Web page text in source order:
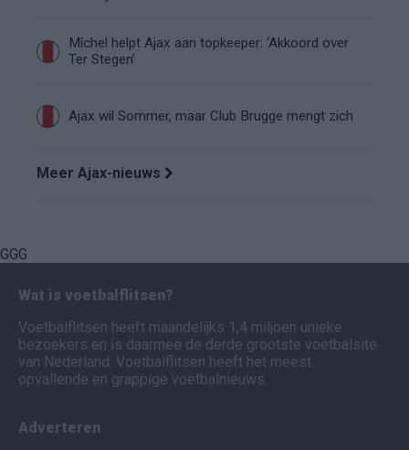
Míchel helpt Ajax aan topkeeper: ‘Akkoord over
Ter Stegen’
Ajax wil Sommer, maar Club Brugge mengt zich
Meer Ajax-nieuws
GGG
Wat is voetbalflitsen?
Voetbalflitsen heeft maandelijks 1,4 miljoen unieke
bezoekers en is daarmee de derde grootste voetbalsite
van Nederland. Voetbalflitsen heeft het meest
opvallende en grappige voetbalnieuws.
Adverteren